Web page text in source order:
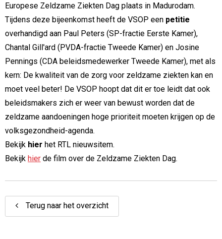
Europese Zeldzame Ziekten Dag plaats in Madurodam.
Tijdens deze bijeenkomst heeft de VSOP een petitie
overhandigd aan Paul Peters (SP-fractie Eerste Kamer),
Chantal Gill'ard (PVDA-fractie Tweede Kamer) en Josine
Pennings (CDA beleidsmedewerker Tweede Kamer), met als
kern: De kwaliteit van de zorg voor zeldzame ziekten kan en
moet veel beter! De VSOP hoopt dat dit er toe leidt dat ook
beleidsmakers zich er weer van bewust worden dat de
zeldzame aandoeningen hoge prioriteit moeten krijgen op de
volksgezondheid-agenda.
Bekijk hier het RTL nieuwsitem.
Bekijk hier de film over de Zeldzame Ziekten Dag.
Terug naar het overzicht